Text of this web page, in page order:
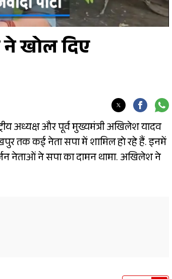
खोल दिए
अध्यक्ष और पूर्व मुख्यमंत्री अखिलेश यादव
तक कई नेता सपा में शामिल हो रहे हैं. इनमें
नेताओं ने सपा का दामन थामा. अखिलेश ने